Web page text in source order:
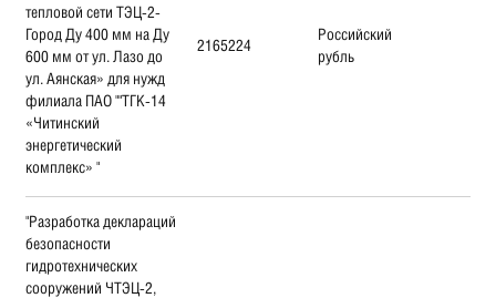
тепловой сети ТЭЦ-2-
Город Ду 400 мм на Ду
600 мм от ул. Лазо до
ул. Аянская» для нужд
филиала ПАО ""ТГК-14
«Читинский
энергетический
комплекс» "
2165224
Российский
рубль
"Разработка деклараций
безопасности
гидротехнических
сооружений ЧТЭЦ-2,